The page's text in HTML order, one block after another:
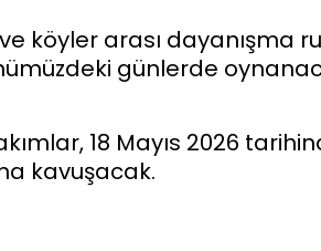
köyler arası dayanışma
günlerde
18 Mayıs 2026
kavuşacak.